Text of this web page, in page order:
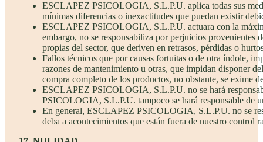
ESCLAPEZ PSICOLOGIA, S.L.P.U. aplica todas sus
mínimas diferencias o inexactitudes que puedan existir
ESCLAPEZ PSICOLOGIA, S.L.P.U. actuara con la
embargo, no se responsabiliza por perjuicios provenientes
propias del sector, que deriven en retrasos, pérdidas o
Fallos técnicos que por causas fortuitas o de otra índole,
razones de mantenimiento u otras, que impidan disponer
compra completo de los productos, no obstante, se exime
ESCLAPEZ PSICOLOGIA, S.L.P.U. no se hará
PSICOLOGIA, S.L.P.U. tampoco se hará responsable de
En general, ESCLAPEZ PSICOLOGIA, S.L.P.U. no se
deba a acontecimientos que están fuera de nuestro control